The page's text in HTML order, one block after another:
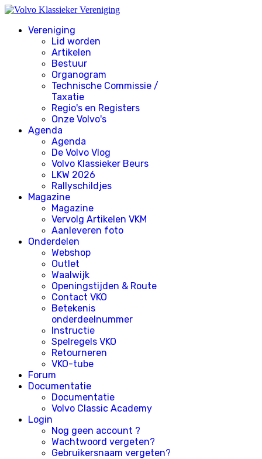
Vereniging
Lid worden
Artikelen
Bestuur
Organogram
Technische Commissie /
Taxatie
Regio's en Registers
Onze Volvo's
Agenda
Agenda
De Volvo Vlog
Volvo Klassieker Beurs
LKW 2026
Rallyschildjes
Magazine
Magazine
Vervolg Artikelen VKM
Aanleveren foto
Onderdelen
Webshop
Outlet
Waalwijk
Openingstijden & Route
Contact VKO
Betekenis
onderdeelnummer
Instructie
Spelregels VKO
Retourneren
VKO-tube
Forum
Documentatie
Documentatie
Volvo Classic Academy
Login
Nog geen account ?
Wachtwoord vergeten?
Gebruikersnaam vergeten?